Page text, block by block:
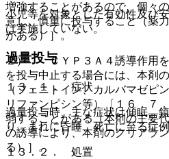
小児等を対象とした有効性及び
は実施していない。
過量投与
１３．１． 症状
過量投与時、主な症状は傾眠、
り、まれに昏睡、死亡に至る症
１３．２． 処置
増強することがあるので、個々
意し、慎重に投与すること（薬
がある）］。
２）． ＣＹＰ３Ａ４誘導作用
を投与中止する場合には、本剤
（フェニトイン、カルバマゼピ
リファンピシン等）〔１６．７
弱することがある（本剤の主要
の誘導により、本剤のクリアラ
る）］。